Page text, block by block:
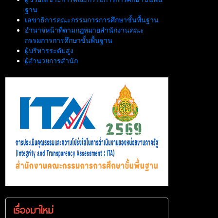
ฐาน
เลขาธิการคณะกรรมการการศึกษาขั้นพื้นฐาน
อำนาจหน้าที่ตามกฎหมายสำนักงานคณะ
กรรมการการศึกษาขั้นพื้นฐาน
ผู้บริหารระดับสูง
ผู้อำนวยการสำนัก
เรื่องมาใหม่